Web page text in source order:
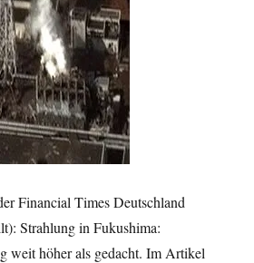
Financial Times Deutschland
Strahlung in Fukushima:
weit höher als gedacht. Im Artikel